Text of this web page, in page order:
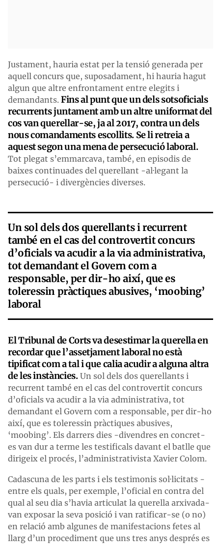
Justament, hauria estat per la tensió generada per
aquell concurs que, suposadament, hi hauria hagut
algun que altre enfrontament entre elegits i
demandants. Fins al punt que un dels sotsoficials
recurrents juntament amb un altre uniformat del
cos van querellar-se, ja al 2017, contra un dels
nous comandaments escollits. Se li retreia a
aquest segon una mena de persecució laboral.
Tot plegat s’emmarcava, també, en episodis de
baixes continuades del querellant -al·legant la
persecució- i divergències diverses.
Un sol dels dos querellants i recurrent
també en el cas del controvertit concurs
d’oficials va acudir a la via administrativa,
tot demandant el Govern com a
responsable, per dir-ho així, que es
toleressin pràctiques abusives, ‘moobing’
laboral
El Tribunal de Corts va desestimar la querella en
recordar que l’assetjament laboral no està
tipificat com a tal i que calia acudir a alguna altra
de les instàncies.Un sol dels dos querellants i
recurrent també en el cas del controvertit concurs
d’oficials va acudir a la via administrativa, tot
demandant el Govern com a responsable, per dir-ho
així, que es toleressin pràctiques abusives,
‘moobing’. Els darrers dies -divendres en concret-
es van dur a terme les testificals davant el batlle que
dirigeix el procés, l’administrativista Xavier Colom.
Cadascuna de les parts i els testimonis sol·licitats -
entre els quals, per exemple, l’oficial en contra del
qual al seu dia s’havia articulat la querella arxivada-
van exposar la seva posició i van ratificar-se (o no)
en relació amb algunes de manifestacions fetes al
llarg d’un procediment que uns tres anys després es